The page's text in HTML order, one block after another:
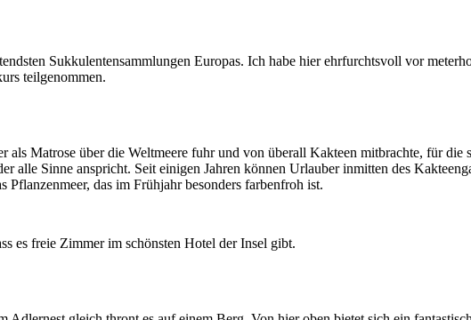
Sukkulentensammlungen Europas. Ich habe hier ehrfurchtsvoll vor
teilgenommen.
als Matrose über die Weltmeere fuhr und von überall Kakteen mitbrachte, für
alle Sinne anspricht. Seit einigen Jahren können Urlauber inmitten des
das im Frühjahr besonders farbenfroh ist.
es freie Zimmer im schönsten Hotel der Insel gibt.